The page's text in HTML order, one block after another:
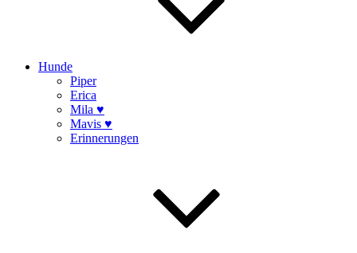
Hunde
Piper
Erica
Mila ♥
Mavis ♥
Erinnerungen